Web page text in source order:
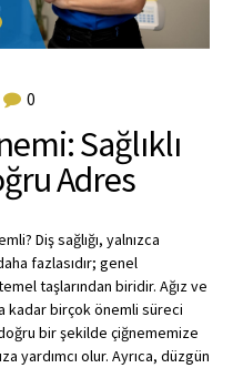
0
Sağlıklı
Adres
Diş sağlığı, yalnızca
fazlasıdır; genel
taşlarından biridir. Ağız ve
kadar birçok önemli süreci
bir şekilde çiğnememize
yardımcı olur. Ayrıca, düzgün